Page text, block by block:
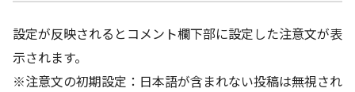
設定が反映されるとコメント欄下部に設定した注意文が表
示されます。
※注意文の初期設定：日本語が含まれない投稿は無視され